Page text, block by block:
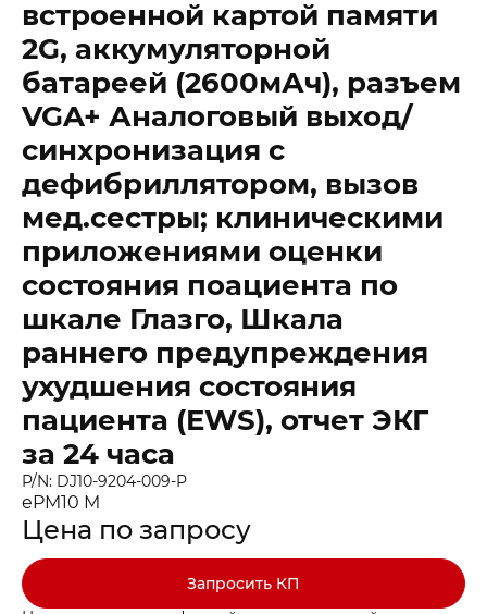
встроенной картой памяти
2G, аккумуляторной
батареей (2600мАч), разъем
VGA+ Аналоговый выход/
синхронизация с
дефибриллятором, вызов
мед.сестры; клиническими
приложениями оценки
состояния поациента по
шкале Глазго, Шкала
раннего предупреждения
ухудшения состояния
пациента (EWS), отчет ЭКГ
за 24 часа
P/N: DJ10-9204-009-P
ePM10 M
Цена по запросу
Запросить КП
Спасибо за заявку!
Спасибо за обращение!
Заказать звонок
Оставьте ваши контакты ниже и
мы подготовим для вас
выгодные условия
Быстрая покупка
Выбранные товары
Ваша корзина пуста
Перейдите в каталог и добавьте товар в корзину
Оставьте ваши контакты ниже и
мы подготовим для вас
выгодные условия